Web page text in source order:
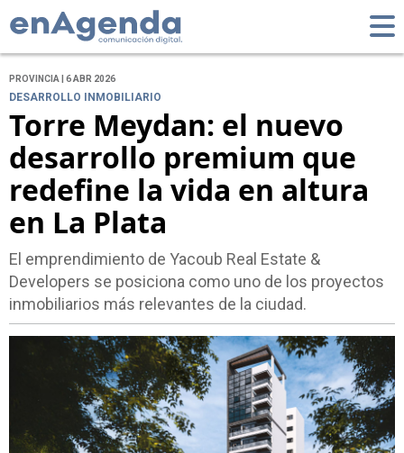
PROVINCIA | 6 ABR 2026
DESARROLLO INMOBILIARIO
Torre Meydan: el nuevo
desarrollo premium que
redefine la vida en altura
en La Plata
El emprendimiento de Yacoub Real Estate &
Developers se posiciona como uno de los proyectos
inmobiliarios más relevantes de la ciudad.